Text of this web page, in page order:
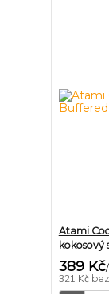
Atami
kokosový
389 Kč/
321 Kč